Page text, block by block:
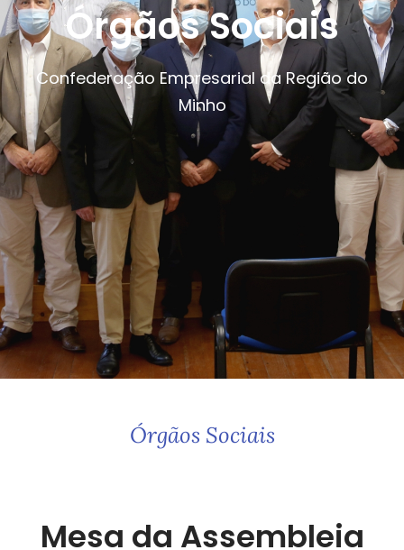
Órgãos Sociais
Confederação Empresarial da Região do
Minho
Órgãos Sociais
Mesa da Assembleia